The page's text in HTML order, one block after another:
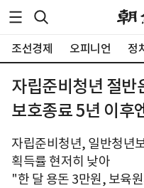
조선경제 오피니언 정
자립준비청년 절
보호종료 5년 이후
자립준비청년, 일반청년
획득률 현저히 낮아
"한 달 용돈 3만원, 보육